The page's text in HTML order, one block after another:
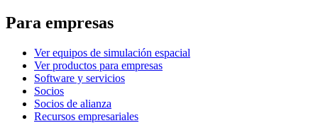
Para empresas
Ver equipos de simulación espacial
Ver productos para empresas
Software y servicios
Socios
Socios de alianza
Recursos empresariales